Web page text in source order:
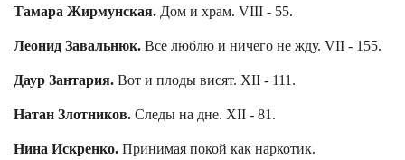
Тамара Жирмунская. Дом и храм. VIII - 55.
Леонид Завальнюк. Все люблю и ничего не жду. VII - 155.
Даур Зантария. Вот и плоды висят. XII - 111.
Натан Злотников. Следы на дне. XII - 81.
Нина Искренко. Принимая покой как наркотик.